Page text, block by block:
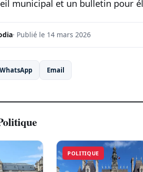
municipal et un bulletin pour
· Publié le 14 mars 2026
WhatsApp Email
POLITIQUE